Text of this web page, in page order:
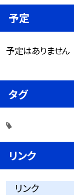
予定
予定はありません
タグ
リンク
リンク